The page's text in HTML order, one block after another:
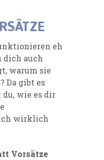
eh
dich auch
warum sie
Da gibt es
wie es dir
wirklich
Vorsätze